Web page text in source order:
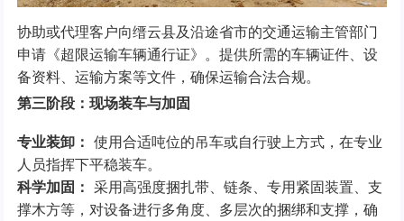
协助或代理客户向缙云县及沿途省市的交通运输主管部门
申请《超限运输车辆通行证》。提供所需的车辆证件、设
备资料、运输方案等文件，确保运输合法合规。
第三阶段：现场装车与加固
专业装卸： 使用合适吨位的吊车或自行驶上方式，在专业
人员指挥下平稳装车。
科学加固： 采用高强度捆扎带、链条、专用紧固装置、支
撑木方等，对设备进行多角度、多层次的捆绑和支撑，确